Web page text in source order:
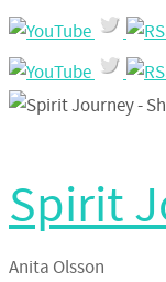
Hoppa
till
innehållet
Spirit
Anita Olsson